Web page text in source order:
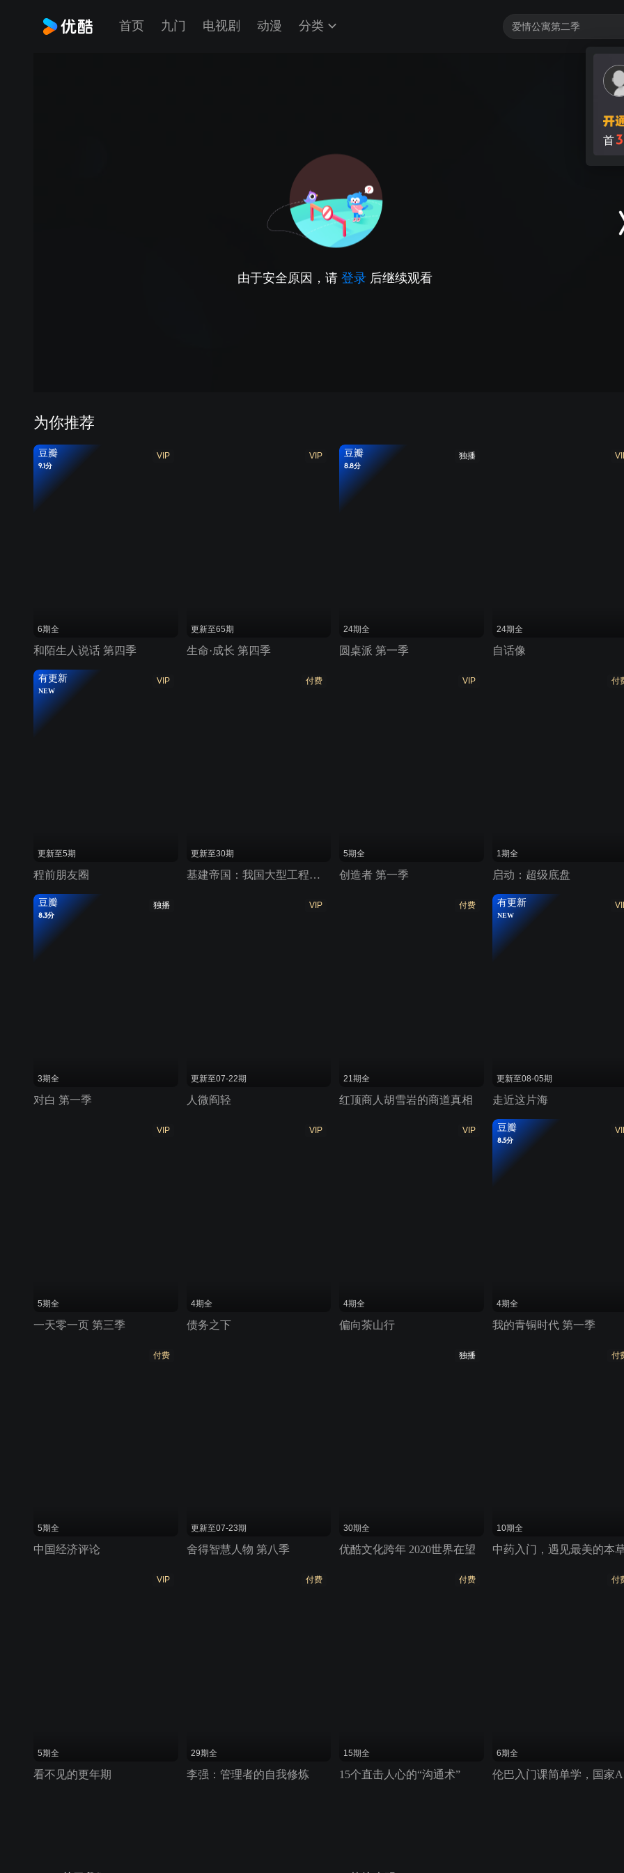
首页 九门 电视剧 动漫 分类
首3
由于安全原因，请 登录 后继续观看
为你推荐
VIP
豆瓣
9.1分
6期全
和陌生人说话 第四季
VIP
更新至65期
生命·成长 第四季
独播
豆瓣
8.8分
24期全
圆桌派 第一季
24期全
自话像
VIP
有更新
NEW
更新至5期
程前朋友圈
付费
更新至30期
基建帝国：我国大型工程决策的幕后故事
VIP
5期全
创造者 第一季
付
1期全
启动：超级底盘
独播
豆瓣
8.3分
3期全
对白 第一季
VIP
更新至07-22期
人微阎轻
付费
21期全
红顶商人胡雪岩的商道真相
有更新
NEW
更新至08-05期
走近这片海
VIP
5期全
一天零一页 第三季
VIP
4期全
债务之下
VIP
4期全
偏向茶山行
豆瓣
8.5分
4期全
我的青铜时代 第一季
付费
5期全
中国经济评论
更新至07-23期
舍得智慧人物 第八季
独播
30期全
优酷文化跨年 2020世界在望
付
10期全
中药入门，遇见最美的本
VIP
5期全
看不见的更年期
付费
29期全
李强：管理者的自我修炼
付费
15期全
15个直击人心的“沟通术”
付
6期全